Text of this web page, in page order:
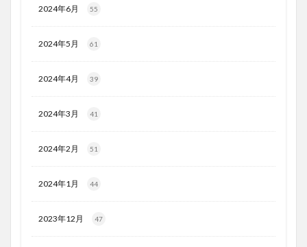
2024年6月 55
2024年5月 61
2024年4月 39
2024年3月 41
2024年2月 51
2024年1月 44
2023年12月 47